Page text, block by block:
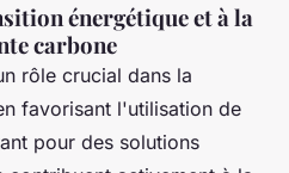
énergétique et à la
carbone
rôle crucial dans la
favorisant l'utilisation de
pour des solutions